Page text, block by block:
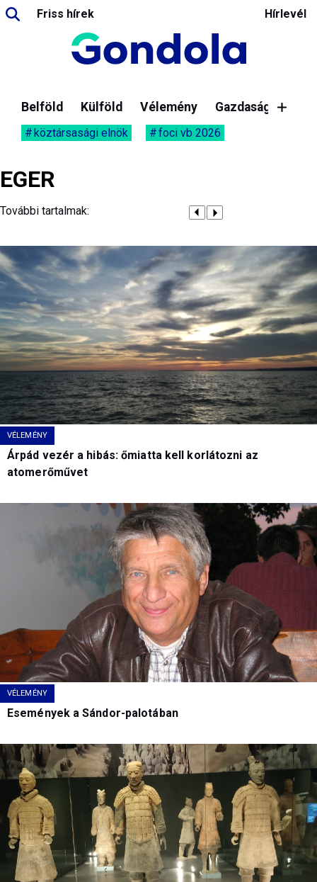
Friss hírek Hírlevél
Belföld Külföld Vélemény Gazdaság
köztársasági elnök foci vb 2026
EGER
További tartalmak:
VÉLEMÉNY
Árpád vezér a hibás: őmiatta kell korlátozni az
atomerőművet
VÉLEMÉNY
Események a Sándor-palotában